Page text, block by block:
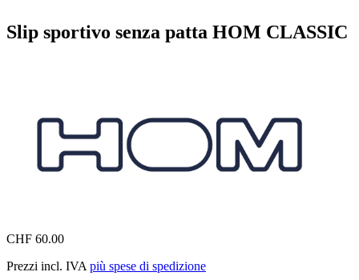
Slip sportivo senza patta HOM CLASSIC
CHF 60.00
Prezzi incl. IVA più spese di spedizione